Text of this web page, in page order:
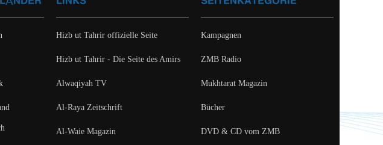
Kampagnen
ZMB Radio
Mukhtarat Magazin
Bücher
DVD & CD vom ZMB
Hizb ut Tahrir offizielle Seite
Hizb ut Tahrir - Die Seite des Amirs
Alwaqiyah TV
Al-Raya Zeitschrift
Al-Waie Magazin